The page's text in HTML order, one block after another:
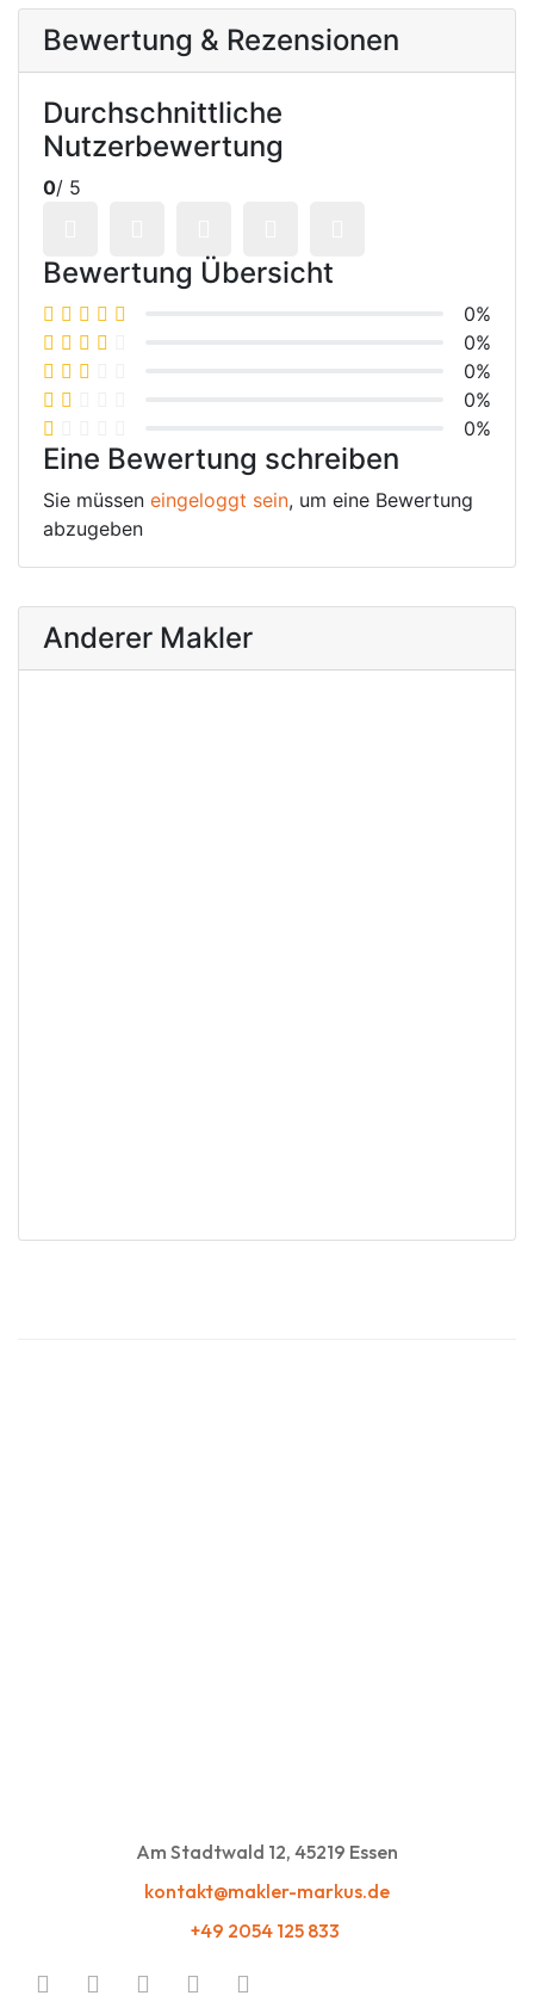
Bewertung & Rezensionen
Durchschnittliche
Nutzerbewertung
0/ 5
Bewertung Übersicht
0%
0%
0%
0%
0%
Eine Bewertung schreiben
Sie müssen eingeloggt sein, um eine Bewertung
abzugeben
Anderer Makler
Am Stadtwald 12, 45219 Essen
kontakt@makler-markus.de
+49 2054 125 833